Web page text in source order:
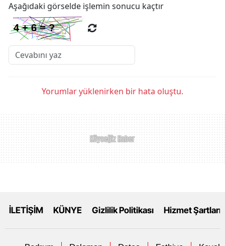
Aşağıdaki görselde işlemin sonucu kaçtır
Yorumlar yüklenirken bir hata oluştu.
İLETİŞİM KÜNYE Gizlilik Politikası Hizmet Şartları